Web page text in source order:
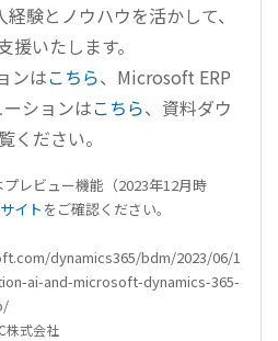
験とノウハウを活かして、
援いたします。
ンはこちら、Microsoft ERP
ションはこちら、資料ダウ
ください。
レビュー機能（2023年12月時
イト をご確認ください。
dynamics365/bdm/2023/06/1
ai-and-microsoft-dynamics-365-
株式会社